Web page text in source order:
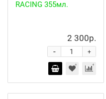
RACING 355мл.
2 300р.
+
-